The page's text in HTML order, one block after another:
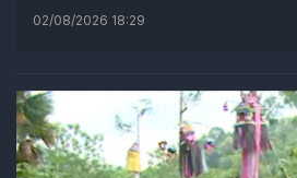
02/08/2026 18:29